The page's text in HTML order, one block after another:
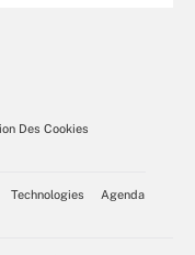
Des Cookies
Technologies
Agenda